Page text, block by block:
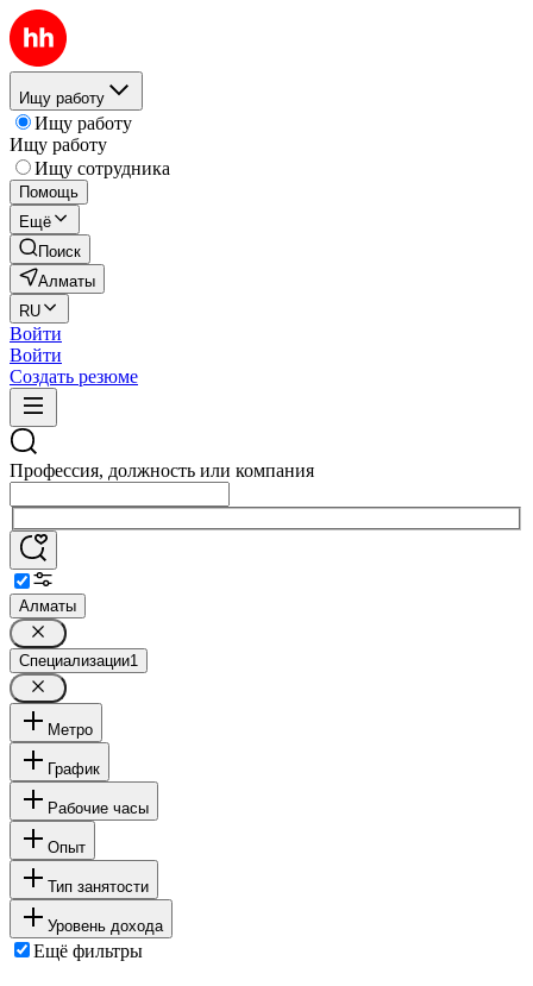
Ищу работу
Ищу работу
Ищу работу
Ищу сотрудника
Помощь
Ещё
Поиск
Алматы
RU
Войти
Войти
Создать резюме
Профессия, должность или компания
Алматы
Специализации1
Метро
График
Рабочие часы
Опыт
Тип занятости
Уровень дохода
Ещё фильтры